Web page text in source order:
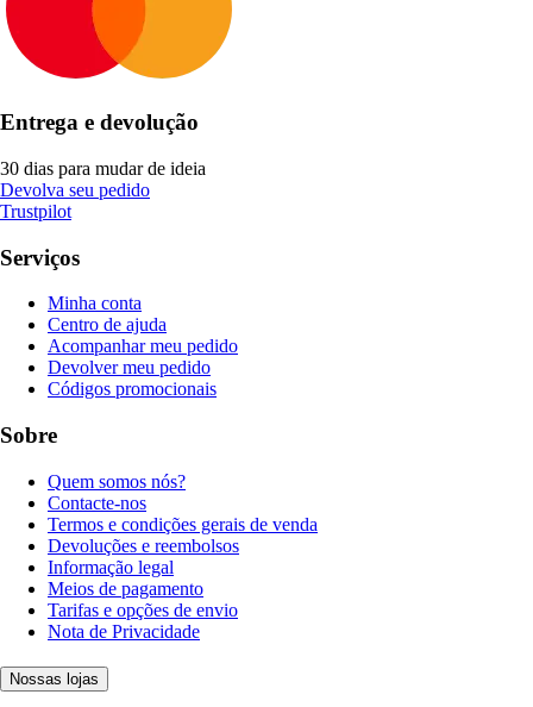
Entrega e devolução
30 dias para mudar de ideia
Devolva seu pedido
Trustpilot
Serviços
Minha conta
Centro de ajuda
Acompanhar meu pedido
Devolver meu pedido
Códigos promocionais
Sobre
Quem somos nós?
Contacte-nos
Termos e condições gerais de venda
Devoluções e reembolsos
Informação legal
Meios de pagamento
Tarifas e opções de envio
Nota de Privacidade
Nossas lojas